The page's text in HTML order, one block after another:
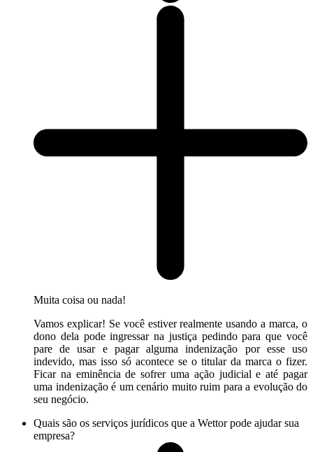
Muita coisa ou nada!
Vamos explicar! Se você estiver realmente usando a marca, o
dono dela pode ingressar na justiça pedindo para que você
pare de usar e pagar alguma indenização por esse uso
indevido, mas isso só acontece se o titular da marca o fizer.
Ficar na eminência de sofrer uma ação judicial e até pagar
uma indenização é um cenário muito ruim para a evolução do
seu negócio.
Quais são os serviços jurídicos que a Wettor pode ajudar sua
empresa?